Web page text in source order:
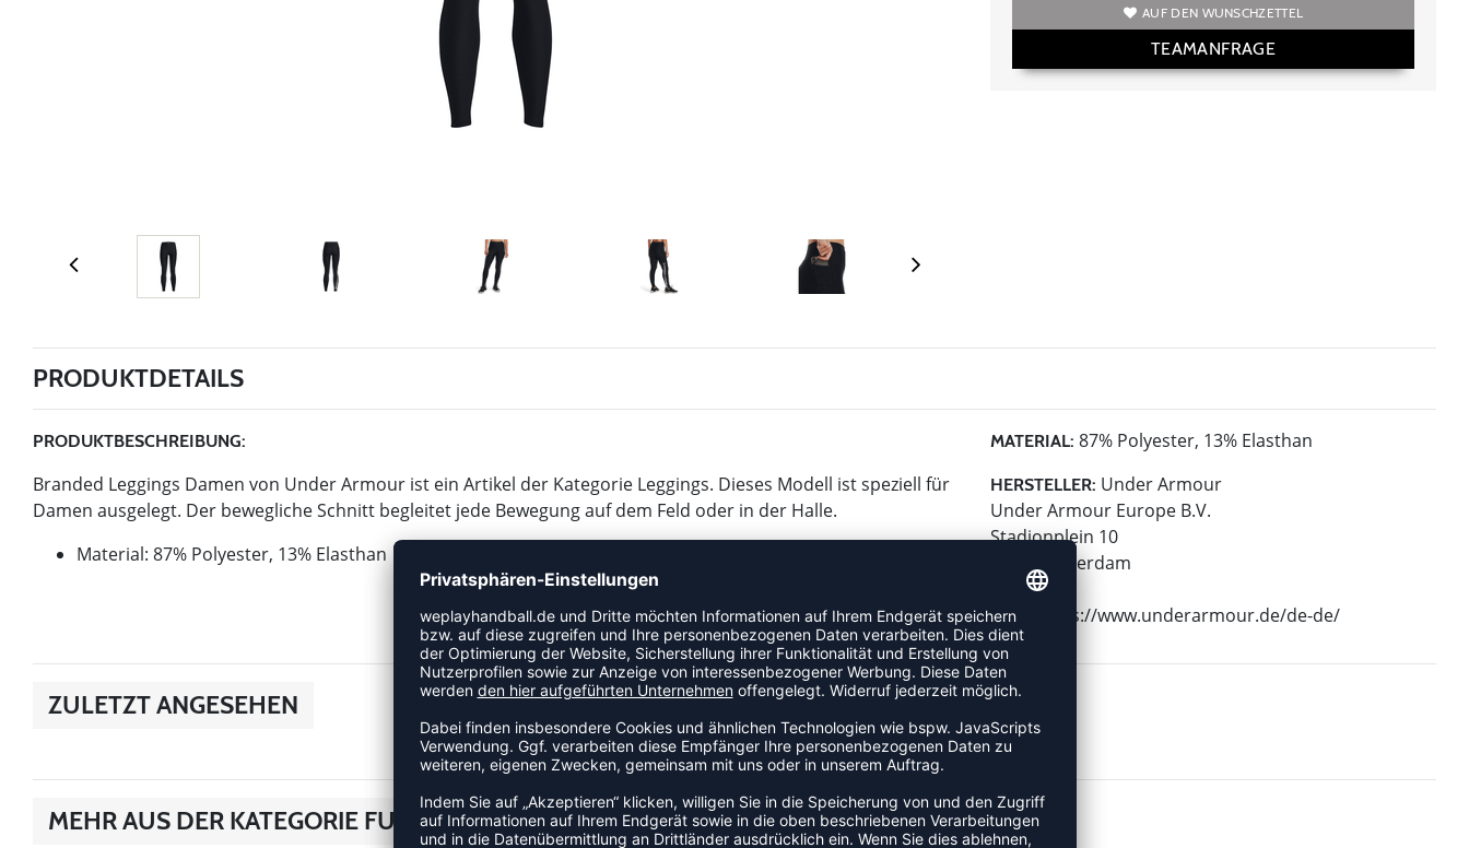
AUF DEN WUNSCHZETTEL
TEAMANFRAGE
PRODUKTDETAILS
PRODUKTBESCHREIBUNG:
Branded Leggings Damen von Under Armour ist ein Artikel der Kategorie Leggings. Dieses Modell ist speziell für
Damen ausgelegt. Der bewegliche Schnitt begleitet jede Bewegung auf dem Feld oder in der Halle.
Material: 87% Polyester, 13% Elasthan
MATERIAL: 87% Polyester, 13% Elasthan
HERSTELLER: Under Armour
Under Armour Europe B.V.
Stadionplein 10
1076 Amsterdam
Web: https://www.underarmour.de/de-de/
ZULETZT ANGESEHEN
MEHR AUS DER KATEGORIE FUNKTIONSHOSEN